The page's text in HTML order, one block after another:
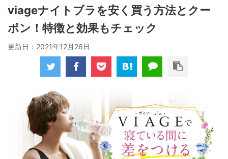
viageナイトブラを安く買う方法とクー
ポン！特徴と効果もチェック
更新日： 2021年12月26日